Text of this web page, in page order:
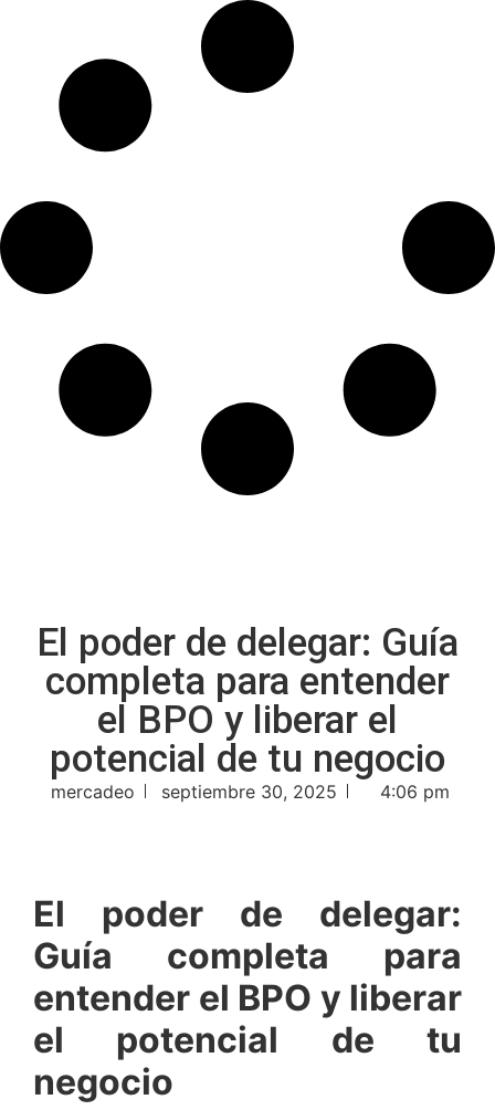
El poder de delegar: Guía
completa para entender
el BPO y liberar el
potencial de tu negocio
mercadeo septiembre 30, 2025 4:06 pm
El poder de delegar:
Guía completa para
entender el BPO y liberar
el potencial de tu
negocio